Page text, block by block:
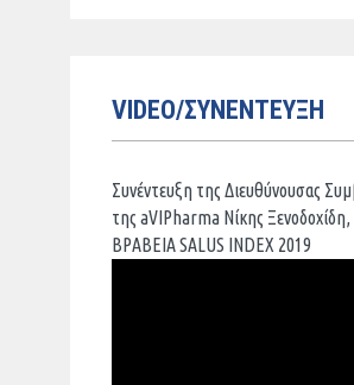
VIDEO/ΣΥΝΕΝΤΕΥΞΗ
Συνέντευξη της Διευθύνουσας
της aVIPharma Νίκης
ΒΡΑΒΕΙΑ SALUS INDEX 2019